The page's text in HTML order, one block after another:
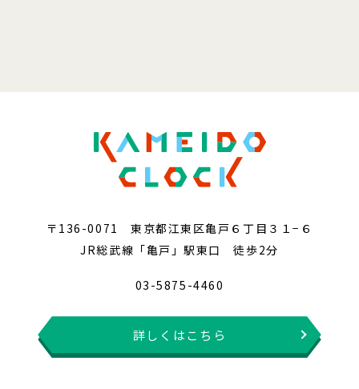
〒136-0071 東京都江東区亀戸６丁目３１−６
JR総武線「亀戸」駅東口 徒歩2分
03-5875-4460
詳しくはこちら